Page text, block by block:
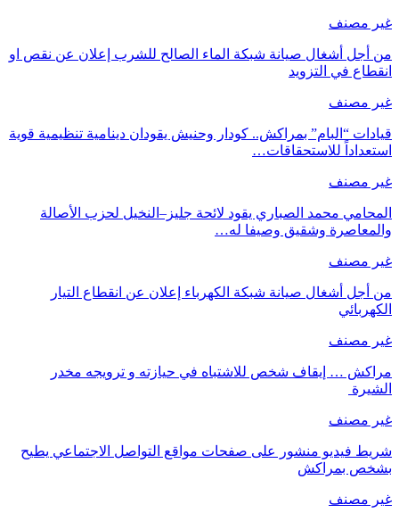
غير مصنف
من أجل أشغال صيانة شبكة الماء الصالح للشرب إعلان عن نقص او
انقطاع في التزويد
غير مصنف
قيادات “البام” بمراكش.. كودار وحنيش يقودان دينامية تنظيمية قوية
استعداداً للاستحقاقات…
غير مصنف
المحامي محمد الصباري يقود لائحة جليز–النخيل لحزب الأصالة
والمعاصرة وشقيق وصيفا له…
غير مصنف
من أجل أشغال صيانة شبكة الكهرباء إعلان عن انقطاع التيار
الكهربائي
غير مصنف
مراكش … إيقاف شخص للاشتباه في حيازته و ترويجه مخدر
الشيرة
غير مصنف
شريط فيديو منشور على صفحات مواقع التواصل الاجتماعي يطيح
بشخص بمراكش
غير مصنف